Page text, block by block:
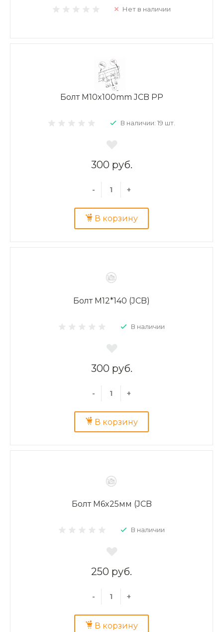
Нет в наличии
Болт M10x100mm JCB PP
В наличии: 19 шт.
300 руб.
- +
В корзину
Болт M12*140 (JCB)
В наличии
300 руб.
- +
В корзину
Болт M6x25мм (JCB
В наличии
250 руб.
- +
В корзину